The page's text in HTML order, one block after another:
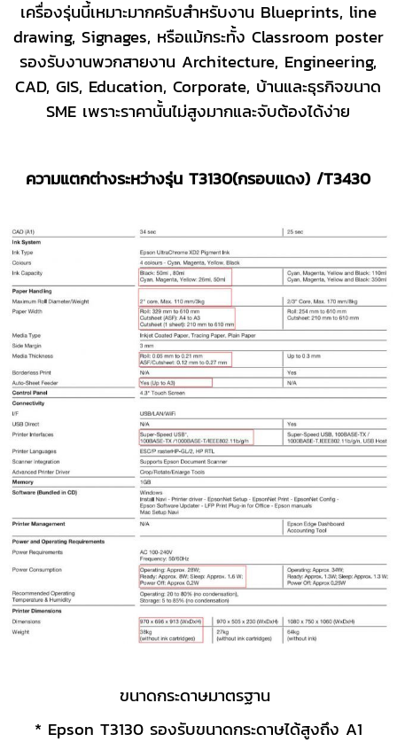
เครื่องรุ่นนี้เหมาะมากครับสำหรับงาน Blueprints, line
drawing, Signages, หรือแม้กระทั้ง Classroom poster
รองรับงานพวกสายงาน Architecture, Engineering,
CAD, GIS, Education, Corporate, บ้านและธุรกิจขนาด
SME เพราะราคานั้นไม่สูงมากและจับต้องได้ง่าย
ความแตกต่างระหว่างรุ่น T3130(กรอบแดง) /T3430
ขนาดกระดาษมาตรฐาน
* Epson T3130 รองรับขนาดกระดาษได้สูงถึง A1